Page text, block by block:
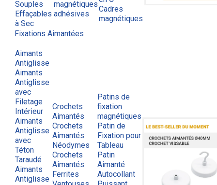
Souples
Effaçables
à Sec
magnétiques
adhésives
Cadres
magnétiques
Fixations Aimantées
Aimants
Antiglisse
Aimants
Antiglisse
avec
Filetage
Intérieur
Aimants
Antiglisse
avec
Téton
Taraudé
Aimants
Antiglisse
Crochets
Aimantés
Crochets
Aimantés
Néodymes
Crochets
Aimantés
Ferrites
Patins de
fixation
magnétiques
Patin de
Fixation pour
Tableau
Patin
Aimanté
Autocollant